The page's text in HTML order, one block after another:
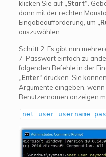
klicken Sie auf „Start“ .
dann mit der rechten
Eingabeaufforderung, um
auszuwählen.
Schritt 2: Es gibt nun
7-Passwort einfach zu
folgenden Befehle in der
„Enter“ drücken. Sie
Argumente eingeben,
Benutzernamen anzeigen
net user username